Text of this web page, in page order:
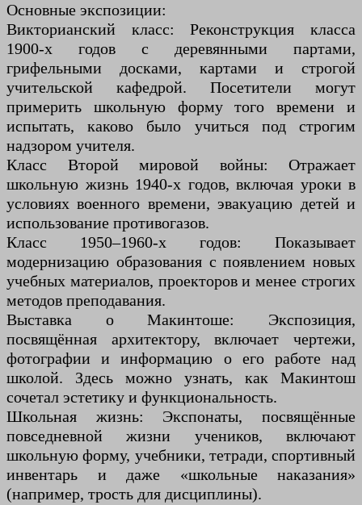
Основные экспозиции:
Викторианский класс: Реконструкция класса
1900-х годов с деревянными партами,
грифельными досками, картами и строгой
учительской кафедрой. Посетители могут
примерить школьную форму того времени и
испытать, каково было учиться под строгим
надзором учителя.
Класс Второй мировой войны: Отражает
школьную жизнь 1940-х годов, включая уроки в
условиях военного времени, эвакуацию детей и
использование противогазов.
Класс 1950–1960-х годов: Показывает
модернизацию образования с появлением новых
учебных материалов, проекторов и менее строгих
методов преподавания.
Выставка о Макинтоше: Экспозиция,
посвящённая архитектору, включает чертежи,
фотографии и информацию о его работе над
школой. Здесь можно узнать, как Макинтош
сочетал эстетику и функциональность.
Школьная жизнь: Экспонаты, посвящённые
повседневной жизни учеников, включают
школьную форму, учебники, тетради, спортивный
инвентарь и даже «школьные наказания»
(например, трость для дисциплины).